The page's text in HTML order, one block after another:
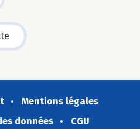
Mentions légales
données
CGU